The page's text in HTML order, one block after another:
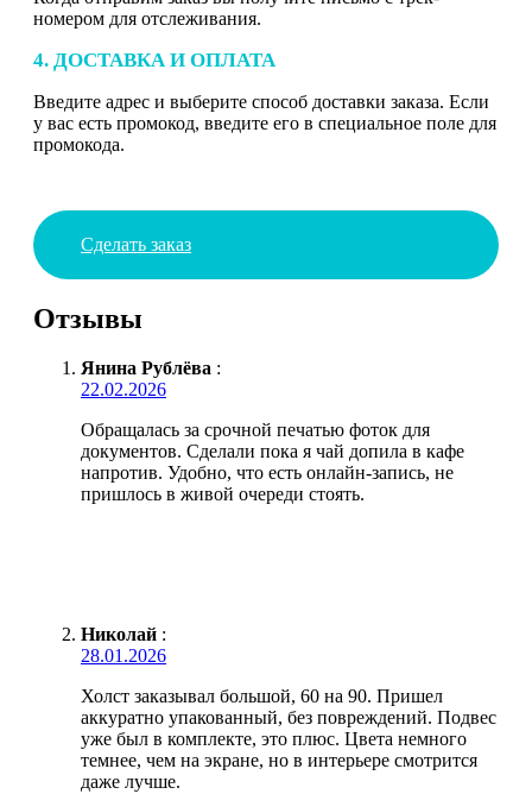
номером для отслеживания.
4. ДОСТАВКА И ОПЛАТА
Введите адрес и выберите способ доставки заказа. Если
у вас есть промокод, введите его в специальное поле для
промокода.
Сделать заказ
Отзывы
Янина Рублёва :
22.02.2026
Обращалась за срочной печатью фоток для
документов. Сделали пока я чай допила в кафе
напротив. Удобно, что есть онлайн-запись, не
пришлось в живой очереди стоять.
Николай :
28.01.2026
Холст заказывал большой, 60 на 90. Пришел
аккуратно упакованный, без повреждений. Подвес
уже был в комплекте, это плюс. Цвета немного
темнее, чем на экране, но в интерьере смотрится
даже лучше.